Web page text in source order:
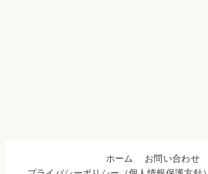
ホーム お問い合わせ